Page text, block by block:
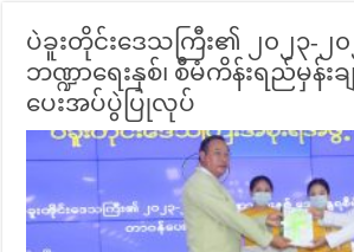
ပဲခူးတိုင်းဒေသကြီး၏ ၂၀၂၃-၂၀
ဘဏ္ဍာရေးနှစ်၊ စီမံကိန်းရည်မှန်းခ
ပေးအပ်ပွဲပြုလုပ်